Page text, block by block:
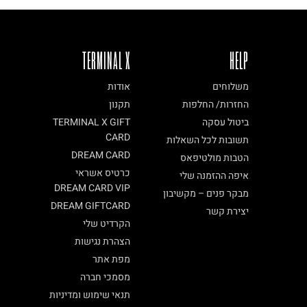
TERMINAL X
אודות
תקנון
TERMINAL X GIFT
CARD
DREAM CARD
כרטיס אשראי
DREAM CARD VIP
DREAM GIFTCARD
הקרדיט שלי
הצהרת נגישות
מפת אתר
מסמכי חברה
תנאי שימוש ומדיניות
HELP
משלוחים
החזרות/ החלפות
ביטול עסקה
תשובות לכל השאלות
הטבות מולטיפאס
איפה ההזמנה שלי
מבקר פנים – מקשיבון
יצירת קשר